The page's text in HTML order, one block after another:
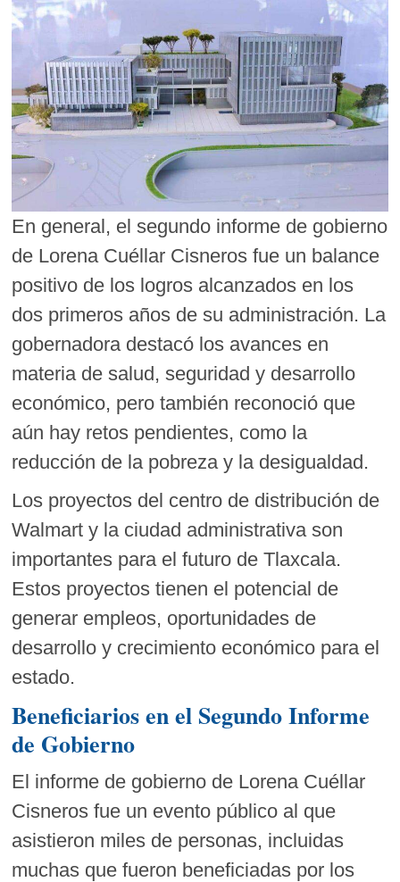
En general, el segundo informe de gobierno
de Lorena Cuéllar Cisneros fue un balance
positivo de los logros alcanzados en los
dos primeros años de su administración. La
gobernadora destacó los avances en
materia de salud, seguridad y desarrollo
económico, pero también reconoció que
aún hay retos pendientes, como la
reducción de la pobreza y la desigualdad.
Los proyectos del centro de distribución de
Walmart y la ciudad administrativa son
importantes para el futuro de Tlaxcala.
Estos proyectos tienen el potencial de
generar empleos, oportunidades de
desarrollo y crecimiento económico para el
estado.
Beneficiarios en el Segundo Informe
de Gobierno
El informe de gobierno de Lorena Cuéllar
Cisneros fue un evento público al que
asistieron miles de personas, incluidas
muchas que fueron beneficiadas por los